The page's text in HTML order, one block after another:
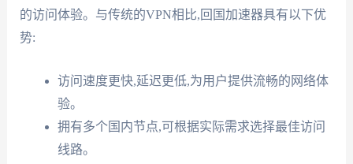
的访问体验。与传统的VPN相比,回国加速器具有以下优
势:
访问速度更快,延迟更低,为用户提供流畅的网络体
验。
拥有多个国内节点,可根据实际需求选择最佳访问
线路。